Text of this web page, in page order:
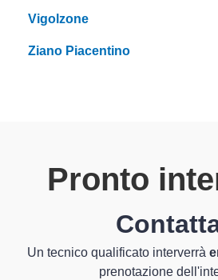
Vigolzone
Ziano Piacentino
Pronto
Un tecnico qualificato interverrà
prenotazione